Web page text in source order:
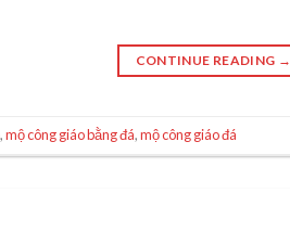
CONTINUE READING →
,mộ công giáo bằng đá,mộ công giáo đá